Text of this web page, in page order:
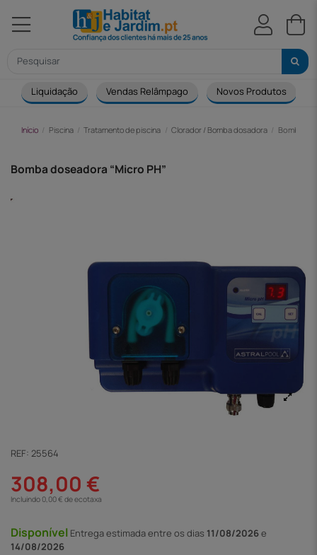
Liquidação Vendas Relâmpago Novos Produtos
Início Piscina Tratamento de piscina Clorador / Bomba dosadora Bomba
Bomba doseadora “Micro PH”
REF: 25564
308,00 €
Incluindo 0,00 € de ecotaxa
Disponível Entregaestimada entre os dias 11/08/2026e
14/08/2026